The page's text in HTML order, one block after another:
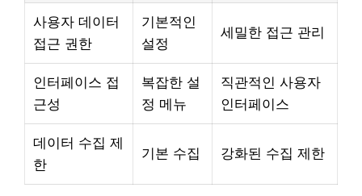
사용자 데이터
접근 권한
기본적인
설정
세밀한 접근 관리
인터페이스 접
근성
복잡한 설
정 메뉴
직관적인 사용자
인터페이스
데이터 수집 제
한
기본 수집 강화된 수집 제한